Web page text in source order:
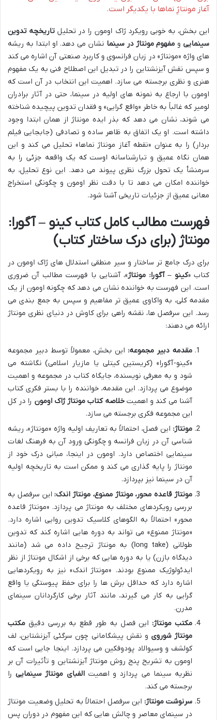
آغاز مونتاژِ نماها با یکدیگر است.
این بخش، به خوبی رویکرد ژاک اومون را در تحلیل تاریخچه تدوین
سینماییو مفهوم مونتاژ در سینما نشان می دهد. او ابتدا به ریشه
های واژه «مونتاژ» در زبان فرانسوی و کاربرد صنعتی آن اشاره می کند
و سپس نقش آیزنشتاین را در تبدیل این اصطلاح فنی به یک مفهوم
هنری و نظری برجسته می سازد. اهمیت این انتخاب در آن است که
اومون با ارجاع به نمونه های اولیه در سینما، حتی در آثار برادران
لومیر که غالباً به خاطر «واقع گرایی» و فقدان تدوین پیچیده شناخته
می شوند، نشان می دهد که بذر ایده مونتاژ از همان ابتدا وجود
داشته است. او یک اتفاق به ظاهر ساده و تصادفی (جابجایی فیلم
بردار) را به عنوان «نقطه آغاز مونتاژ نماها» تحلیل می کند و این
همان نگاه عمیق و تبارشناسانه اوست که یک واقعه جزئی را به
سرمنشأ یک تحول بزرگ نظری پیوند می دهد. این نوع تحلیل، به
خواننده امکان می دهد تا با دقت نظر اومون و چگونگی استخراج
معانی عمیق از جزئیات تاریخی آشنا شود.
فهرست مطالب کامل کتاب کینو – آگورا:
مونتاژ (برای درک ساختار کتاب)
برای درک جامع تر ساختار و سیر منطقی استدلال های ژاک اومون در
کتاب «کینو – آگورا: مونتاژ»، آشنایی با فهرست مطالب آن ضروری
است. این فهرست به خواننده نشان می دهد که چگونه اومون از یک
مقدمه کلی، به واکاوی عمیق تر مفاهیم و سپس به جمع بندی می
رسد. این سرفصل ها، نقشه راهی برای کاوش در دنیای نظری مونتاژ
ارائه می دهند:
مقدمه دبیر مجموعه: این بخش، معمولاً توسط دبیر مجموعه
«کینو-آگورا» (کریستین کیتلی یا مازیار اسلامی) نگاشته می
شود و به معرفی نویسنده، جایگاه کتاب در مجموعه و اهمیت
موضوع می پردازد. این مقدمه، خواننده را با بستر فکری کتاب
آشنا می کند و اهمیتخلاصه کتاب مونتاژ ژاک اومون را در کل
این مجموعه فکری برجسته می سازد.
مونتاژ: این فصل، احتمالاً به تعاریف اولیه واژه «مونتاژ»، ریشه
شناسی آن در زبان فرانسه و چگونگی ورود آن به فرهنگ لغات
سینمایی اختصاص دارد. اومون در اینجا، مبانی درک خود از
مونتاژ را پایه گذاری می کند و ممکن است به تاریخچه اولیه
آن در سینما نیز بپردازد.
مونتاژ قاعده محور، مونتاژ ممنوع، مونتاژ اندک:این سرفصل به
بررسی رویکردهای مختلف به مونتاژ می پردازد. «مونتاژ قاعده
محور» احتمالاً به الگوهای کلاسیک تدوین روایی اشاره دارد.
«مونتاژ ممنوع» می تواند به دوره هایی اشاره کند که تدوین
طولانی (long take) به مونتاژ ترجیح داده می شد (مانند
دیدگاه بازن) یا به دوره هایی که برخی از اشکال مونتاژ از نظر
ایدئولوژیک ممنوع بودند. «مونتاژ اندک» نیز به رویکردهایی
اشاره دارد که حداقل برش ها را برای حفظ پیوستگی یا واقع
گرایی به کار می گیرند، مانند آثار برخی کارگردانان سینمای
مدرن.
مکتب مونتاژ:این فصل به طور قطع به بررسی دقیق مکتب
مونتاژ شوروی و نقش پیشگامانی چون سرگئی آیزنشتاین، لف
کولشف و وسیوالاد پودوفکین می پردازد. اینجا جایی است که
اومون به تشریح پنج روش مونتاژ آیزنشتاین و تأثیرات آن بر
نظریه سینما می پردازد و اهمیتالفبای مونتاژ سینماییرا
برجسته می کند.
سرنوشت مونتاژ: این سرفصل احتمالاً به تحلیل وضعیت مونتاژ
در سینمای معاصر و چالش هایی که این مفهوم در دوران پس